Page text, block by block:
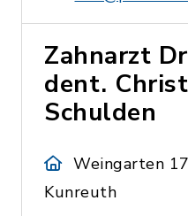
Zahnarzt
dent.
Schulden
Weingarten
Kunreuth